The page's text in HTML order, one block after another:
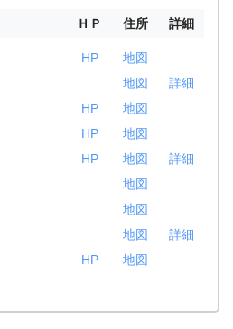
ＨＰ 住所 詳細
HP
地図
地図
詳細
HP
地図
HP
地図
HP 地図
詳細
地図
地図
地図
詳細
HP 地図